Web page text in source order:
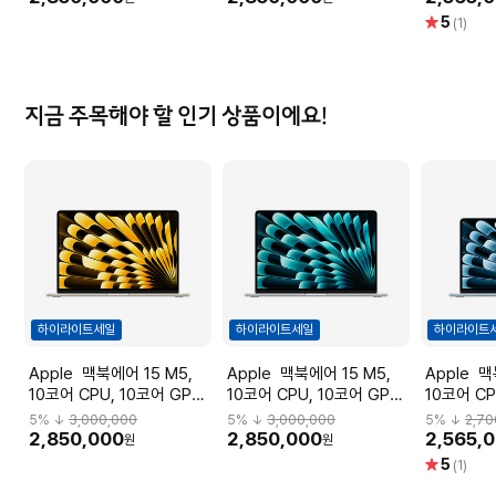
별5 (1)
지금 주목해야 할 인기 상품이에요!
하이라이트세일
Apple 맥북에어 15 M5,
10코어 CPU, 10코어 GPU,
16GB RAM, 1TB SSD - 스
타라이트 [MDVE4KH/A]
5% ↓ 3,000,000
2,850,000원
하이라이트세일
Apple 맥북에어 15 M5,
10코어 CPU, 10코어 GPU,
16GB RAM, 1TB SSD - 실
버 [MDVA4KH/A]
5% ↓3,000,000
2,850,000원
하이라이트
Apple 맥북에어 13 M5,
10코어
16GB
카이 블
5% ↓
별5 (1)